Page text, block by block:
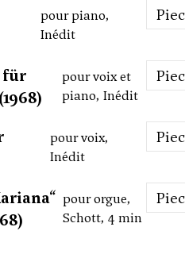
pour piano,
Inédit
für
pour voix et
piano, Inédit
pour voix,
Inédit
pour orgue,
Schott, 4 min